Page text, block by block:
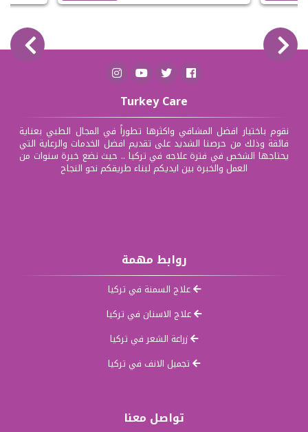
Turkey Care
نقوم باختيار افضل المشافي واكثرها تطوراً في المجال الطبي بعناية
فائقة وذلك من حرصنا الشديد على تقديم افضل الخدمات والرعاية التي
يحتاجها الشخص في فترة علاجه في تركيا .. حيث نضع خبرة سنوات من
العمل والخبرة بين ايديكم لبناء طريقكم نحو النجاح
روابط مهمة
علاج السمنة في تركيا
علاج الاسنان في تركيا
زراعة الشعر في تركيا
تجميل الانف في تركيا
تواصل معنا